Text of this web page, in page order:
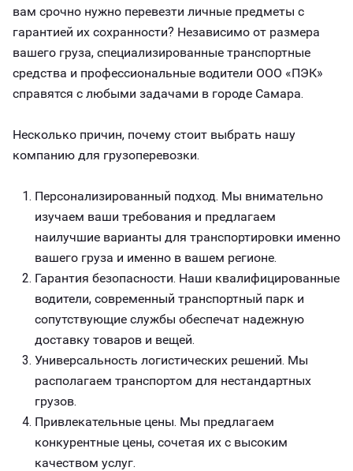
вам срочно нужно перевезти личные предметы с
гарантией их сохранности? Независимо от размера
вашего груза, специализированные транспортные
средства и профессиональные водители ООО «ПЭК»
справятся с любыми задачами в городе Самара.
Несколько причин, почему стоит выбрать нашу
компанию для грузоперевозки.
Персонализированный подход. Мы внимательно
изучаем ваши требования и предлагаем
наилучшие варианты для транспортировки именно
вашего груза и именно в вашем регионе.
Гарантия безопасности. Наши квалифицированные
водители, современный транспортный парк и
сопутствующие службы обеспечат надежную
доставку товаров и вещей.
Универсальность логистических решений. Мы
располагаем транспортом для нестандартных
грузов.
Привлекательные цены. Мы предлагаем
конкурентные цены, сочетая их с высоким
качеством услуг.